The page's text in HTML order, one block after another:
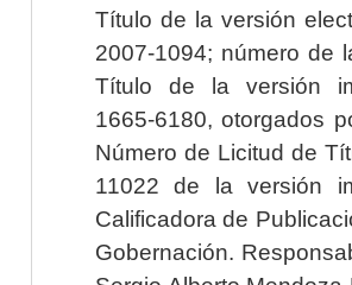
Título de la versión
2007-1094; número de
Título de la versión
1665-6180, otorgados
Número de Licitud de
11022 de la versión
Calificadora de
Gobernación.